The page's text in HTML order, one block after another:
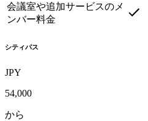
会議室や追加サービスのメ
ンバー料金
シティパス
JPY
54,000
から